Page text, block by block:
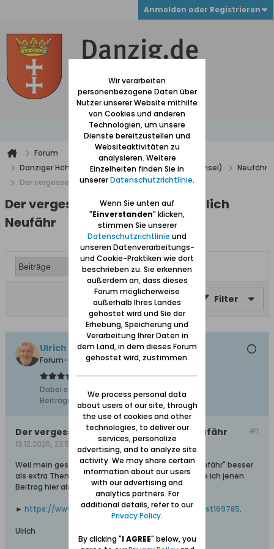
Anmelden oder Registrieren
Forum
Danziger Höhe und Niederung (westlich der Weichsel)
Neufähr
Der vergessene Flughafen in Östlich Neufähr
Der vergessene Flughafen in Östlich
Neufähr
Filter
Ulrich 31
Forum-Teilnehmer
Dabei seit:
04.11.2011
Beiträge:
8612
#1
Der vergessene Flughafen in Östlich Neufähr
13.12.2025, 23:59
Weil mein gestriger Beitrag im Thema "Östlich Neufähr" besser
als extra Thema auf sich aufmerksam macht, teile ich jenen
Beitrag hier als Link erneut mit:
► https://www.danzig.de/showthread.ph...l=1#post169785.
Ulrich
Wir verarbeiten
personenbezogene Daten über
Nutzer unserer Website mithilfe
von Cookies und anderen
Technologien, um unsere
Dienste bereitzustellen und
Websiteaktivitäten zu
analysieren. Weitere
Einzelheiten finden Sie in
unsererDatenschutzrichtlinie.
Wenn Sie unten auf
"Einverstanden" klicken,
stimmen Sie unserer
Datenschutzrichtlinie und
unseren Datenverarbeitungs-
und Cookie-Praktiken wie dort
beschrieben zu. Sie erkennen
außerdem an, dass dieses
Forum möglicherweise
außerhalb Ihres Landes
gehostet wird und Sie der
Erhebung, Speicherung und
Verarbeitung Ihrer Daten in
dem Land, in dem dieses Forum
gehostet wird, zustimmen.
We process personal data
about users of our site, through
the use of cookies and other
technologies, to deliver our
services, personalize
advertising, and to analyze site
activity. We may share certain
information about our users
with our advertising and
analytics partners. For
additional details, refer to our
Privacy Policy.
By clicking "I AGREE" below, you